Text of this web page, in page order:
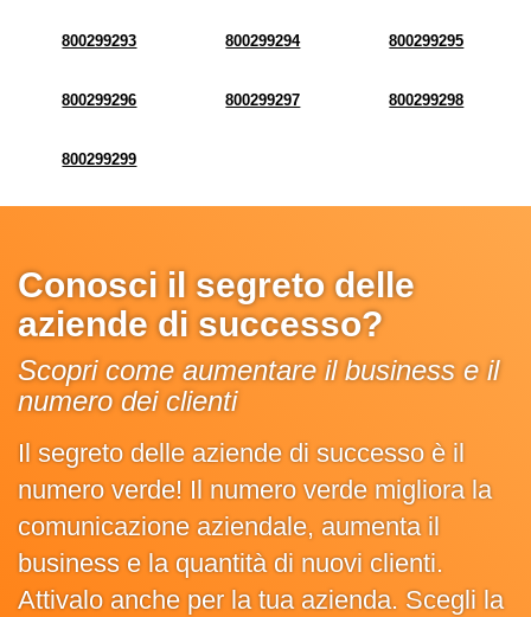
800299293 800299294 800299295
800299296 800299297 800299298
800299299
Conosci il segreto delle
aziende di successo?
Scopri come aumentare il business e il
numero dei clienti
Il segreto delle aziende di successo è il
numero verde! Il numero verde migliora la
comunicazione aziendale, aumenta il
business e la quantità di nuovi clienti.
Attivalo anche per la tua azienda. Scegli la